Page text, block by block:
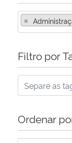
×
Filtro por
Ordenar